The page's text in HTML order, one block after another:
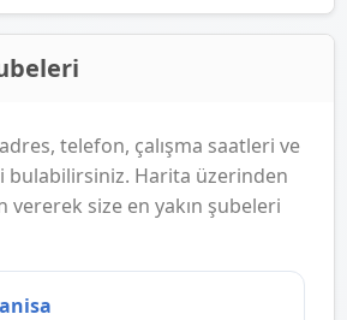
telefon, çalışma saatleri ve
bulabilirsiniz. Harita üzerinden
vererek size en yakın şubeleri